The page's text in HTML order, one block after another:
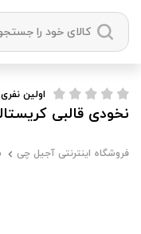
دسته بندی ها
آجیل میوه خشک
فروشگاه اینترنتی آجیل چی
اولین
نخودی قالبی